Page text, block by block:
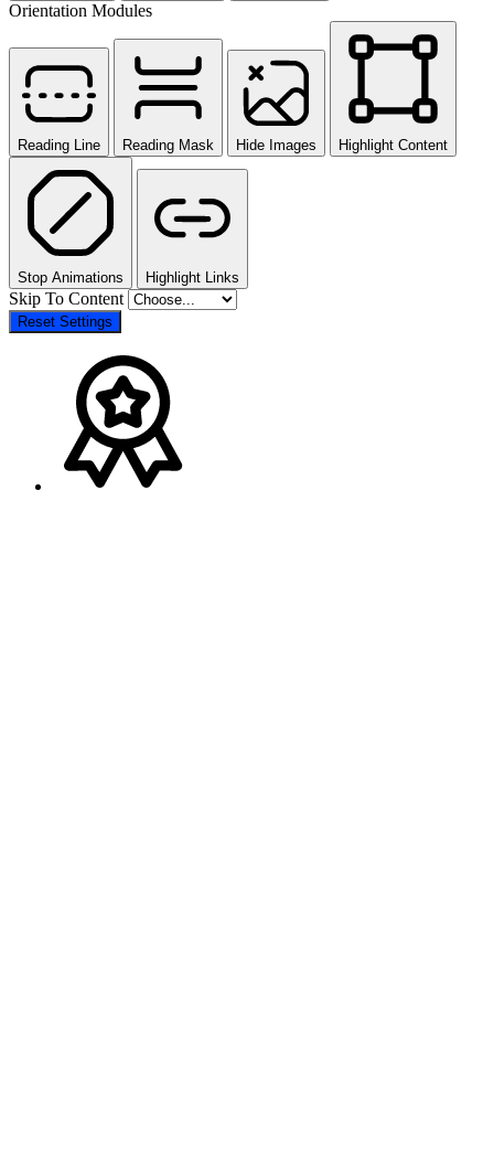
Orientation Modules
Reading Line Reading Mask Hide Images Highlight Content
Stop Animations Highlight Links
Skip To Content
Reset Settings